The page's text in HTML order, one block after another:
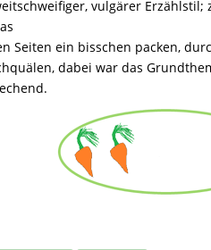
vulgärer Erzählstil;
Seiten ein bisschen packen,
dabei war das